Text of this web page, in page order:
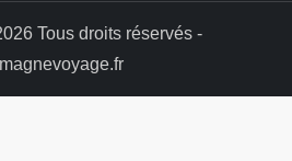
Tous droits réservés -